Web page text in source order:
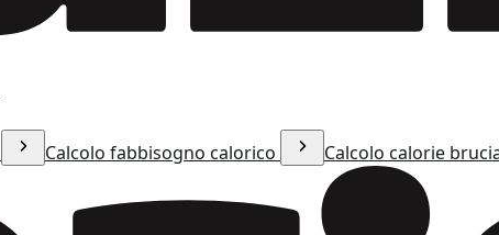
Calcolo fabbisogno calorico Calcolo calorie